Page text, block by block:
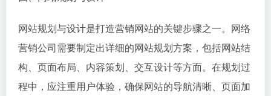
网站规划与设计是打造营销网站的关键步骤之一。网络
营销公司需要制定出详细的网站规划方案，包括网站结
构、页面布局、内容策划、交互设计等方面。在规划过
程中，应注重用户体验，确保网站的导航清晰、页面加